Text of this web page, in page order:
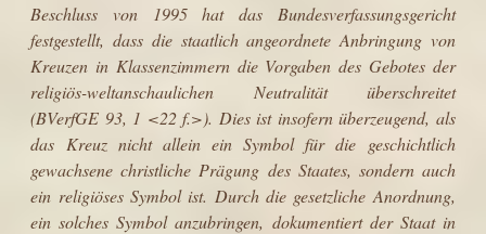
Beschluss von 1995 hat das Bundesverfassungsgericht
festgestellt, dass die staatlich angeordnete Anbringung von
Kreuzen in Klassenzimmern die Vor­gaben des Gebotes der
religiös-weltanschaulichen Neutralität überschreitet
(BVerfGE 93, 1 <22 f.>). Dies ist insofern überzeugend, als
das Kreuz nicht allein ein Symbol für die geschichtlich
gewachsene christliche Prägung des Staates, sondern auch
ein religiöses Symbol ist. Durch die gesetzliche Anord­nung,
ein solches Symbol anzubringen, dokumentiert der Staat in